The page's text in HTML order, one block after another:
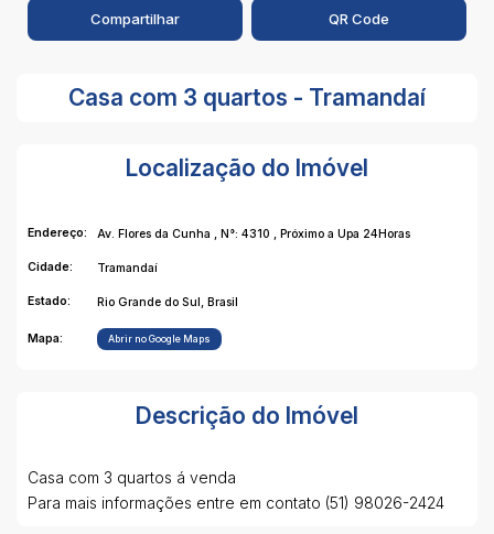
Compartilhar QR Code
Casa com 3 quartos - Tramandaí
Localização do Imóvel
Endereço: Av. Flores da Cunha N°: 4310 Próximo a Upa 24Horas
Cidade: Tramandaí
Estado: Rio Grande do Sul, Brasil
Mapa: Abrir no Google Maps
Descrição do Imóvel
Casa com 3 quartos á venda
Para mais informações entre em contato (51) 98026-2424